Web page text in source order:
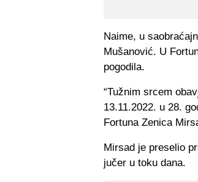
Naime, u
Mušanović. U
pogodila.
“Tužnim srcem
13.11.2022. u 28.
Fortuna Zenica
Mirsad je preselio
jučer u toku dana.